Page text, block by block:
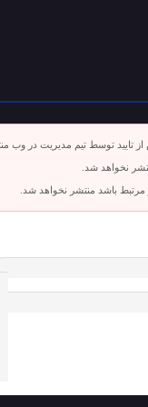
تایید توسط تیم مدیریت در وب
نخواهد شد.
مرتبط باشد منتشر نخواهد شد.